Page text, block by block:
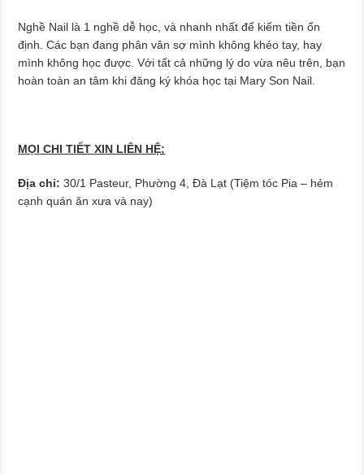
Nghề Nail là 1 nghề dễ học, và nhanh nhất để kiếm tiền ổn
định. Các bạn đang phân vân sợ mình không khéo tay, hay
mình không học được. Với tất cả những lý do vừa nêu trên, bạn
hoàn toàn an tâm khi đăng ký khóa học tại Mary Son Nail.
MỌI CHI TIẾT XIN LIÊN HỆ:
Địa chỉ:30/1 Pasteur, Phường 4, Đà Lạt (Tiệm tóc Pia – hẻm
cạnh quán ăn xưa và nay)